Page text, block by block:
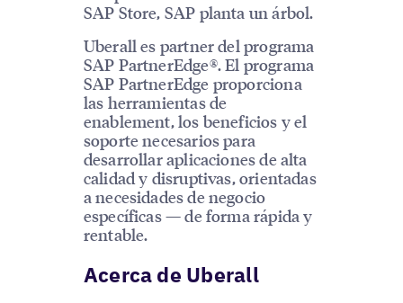
SAP Store, SAP planta un árbol.
Uberall es partner del programa
SAP PartnerEdge®. El programa
SAP PartnerEdge proporciona
las herramientas de
enablement, los beneficios y el
soporte necesarios para
desarrollar aplicaciones de alta
calidad y disruptivas, orientadas
a necesidades de negocio
específicas — de forma rápida y
rentable.
Acerca de Uberall